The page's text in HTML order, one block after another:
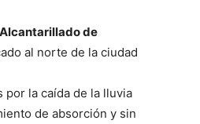
de
al norte de la ciudad
por la caída de la lluvia
de absorción y sin